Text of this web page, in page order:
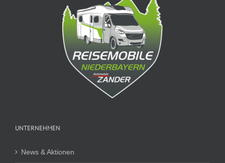
UNTERNEHMEN
News & Aktionen